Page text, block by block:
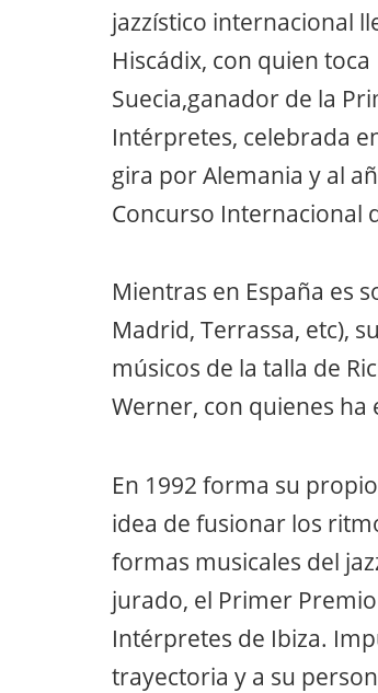
jazzístico internacional
Hiscádix, con quien
Suecia,ganador de la
Intérpretes, celebrada
gira por Alemania y al
Concurso Internacional
Mientras en España es
Madrid, Terrassa, etc),
músicos de la talla de
Werner, con quienes
En 1992 forma su
idea de fusionar los
formas musicales del
jurado, el Primer
Intérpretes de Ibiza.
trayectoria y a su